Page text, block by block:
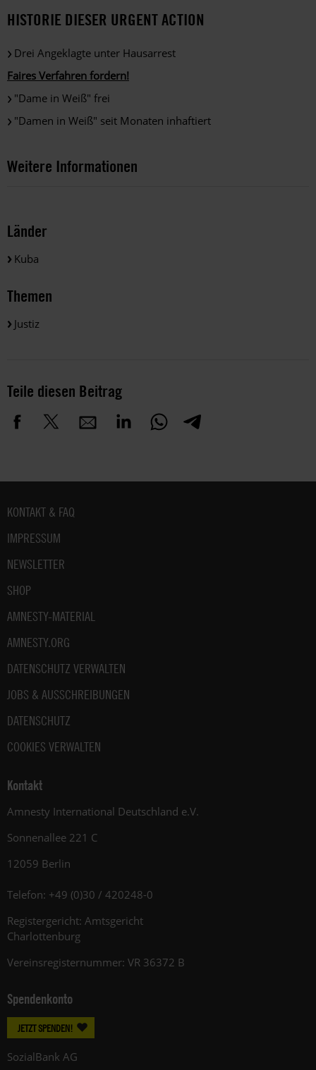
HISTORIE DIESER URGENT ACTION
Drei Angeklagte unter Hausarrest
Faires Verfahren fordern!
"Dame in Weiß" frei
"Damen in Weiß" seit Monaten inhaftiert
Weitere Informationen
Länder
Kuba
Themen
Justiz
Teile diesen Beitrag
Fußbereich
KONTAKT & FAQ
IMPRESSUM
NEWSLETTER
SHOP
AMNESTY-MATERIAL
AMNESTY.ORG
DATENSCHUTZ VERWALTEN
JOBS & AUSSCHREIBUNGEN
DATENSCHUTZ
COOKIES VERWALTEN
Kontakt
Amnesty International Deutschland e.V.
Sonnenallee 221 C
12059 Berlin
Telefon: +49 (0)30 / 420248-0
Registergericht: Amtsgericht
Charlottenburg
Vereinsregisternummer: VR 36372 B
Spendenkonto
JETZT SPENDEN!
SozialBank AG